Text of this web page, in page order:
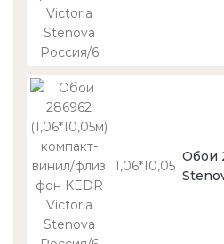
1,06*10,05
Обои